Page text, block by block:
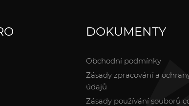
DOKUMENTY
Obchodní podmínky
Zásady zpracování a
údajů
Zásady používání souborů